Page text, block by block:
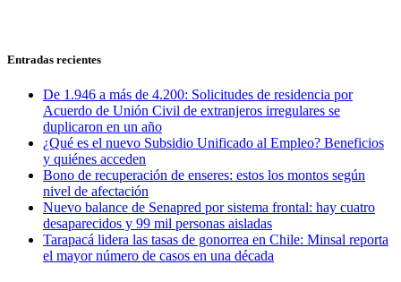
Entradas recientes
De 1.946 a más de 4.200: Solicitudes de residencia por
Acuerdo de Unión Civil de extranjeros irregulares se
duplicaron en un año
¿Qué es el nuevo Subsidio Unificado al Empleo? Beneficios
y quiénes acceden
Bono de recuperación de enseres: estos los montos según
nivel de afectación
Nuevo balance de Senapred por sistema frontal: hay cuatro
desaparecidos y 99 mil personas aisladas
Tarapacá lidera las tasas de gonorrea en Chile: Minsal reporta
el mayor número de casos en una década